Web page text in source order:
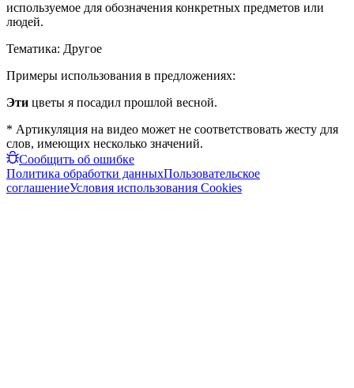
используемое для обозначения конкретных предметов или
людей.
Тематика: Другое
Примеры использования в предложениях:
Эти цветы я посадил прошлой весной.
* Артикуляция на видео может не соответствовать жесту для
слов, имеющих несколько значений.
Сообщить об ошибке
Политика обработки данныхПользовательское
соглашениеУсловия использования Cookies